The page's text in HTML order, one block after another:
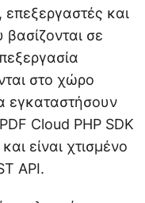
επεξεργαστές και
σε
στο χώρο
εγκαταστήσουν
Cloud PHP SDK
είναι χτισμένο
API.